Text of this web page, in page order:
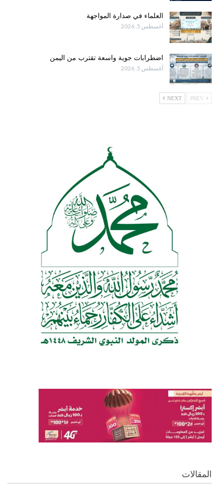
العلماء في صدارة المواجهة
أغسطس 5, 2026
اضطرابات جوية واسعة تقترب من اليمن
أغسطس 5, 2026
NEXT
المقالات